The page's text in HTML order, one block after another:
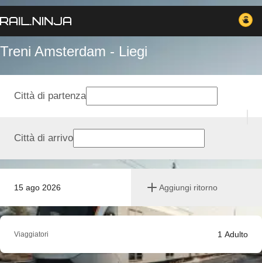
Treni Amsterdam - Liegi
15 ago 2026 Aggiungi ritorno
Città di partenza
Città di arrivo
Viaggiatori 1 Adulto